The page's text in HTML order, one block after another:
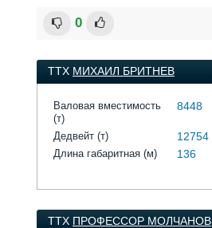
0
ТТХ МИХАИЛ БРИТНЕВ
Валовая вместимость
(т)
8448
Дедвейт (т) 12754
Длина габаритная (м) 136
ТТХ ПРОФЕССОР МОЛЧАНОВ